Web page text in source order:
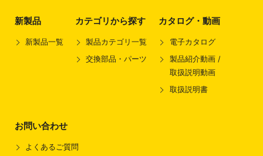
新製品
新製品一覧
カテゴリから探す
製品カテゴリ一覧
交換部品・パーツ
カタログ・動画
電子カタログ
製品紹介動画 /
取扱説明動画
取扱説明書
お問い合わせ
よくあるご質問